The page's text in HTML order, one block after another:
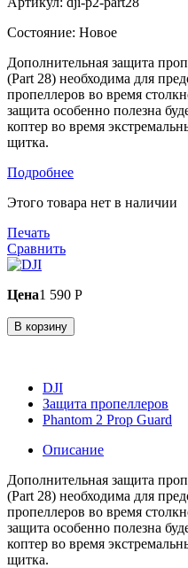
Состояние: Новое
Дополнительная защита
(Part 28) необходима для
пропеллеров во время
защита особенно полезна
коптер во время
щитка.
Подробнее
Этого товара нет в наличии
Печать
Сравнить
Цена1 590 P
В корзину
DJI
Защита пропеллеров
Phantom 2 Prop Guard
Описание
Дополнительная защита
(Part 28) необходима для
пропеллеров во время
защита особенно полезна
коптер во время
щитка.